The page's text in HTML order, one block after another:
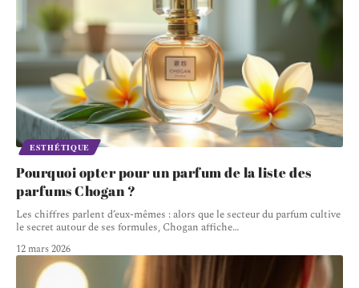
ESTHÉTIQUE
Pourquoi opter pour un parfum de la liste des
parfums Chogan ?
Les chiffres parlent d’eux-mêmes : alors que le secteur du parfum cultive
le secret autour de ses formules, Chogan affiche…
12 mars 2026